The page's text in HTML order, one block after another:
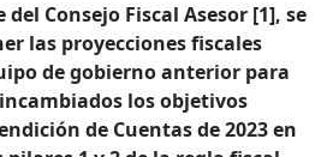
Consejo Fiscal Asesor [1], se
las proyecciones fiscales
de gobierno anterior para
los objetivos
de Cuentas de 2023 en